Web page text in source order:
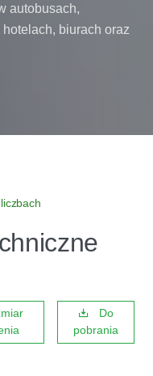
autobusach,
biurach oraz
Do
pobrania